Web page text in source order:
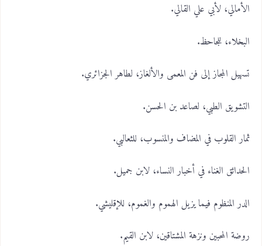
الأمالي، لأبي علي القالي.
البخلاء، للجاحظ.
تسهيل المجاز إلى فن المعمى والألغاز، لطاهر الجزائري.
التشويق الطبي، لصاعد بن الحسن.
ثمار القلوب في المضاف والمنسوب، للثعالبي.
الحدائق الغناء في أخبار النساء، لابن جميل.
الدر المنظوم فيما يزيل الهموم والغموم، للإقليشي.
روضة المحبين ونزهة المشتاقين، لابن القيم.